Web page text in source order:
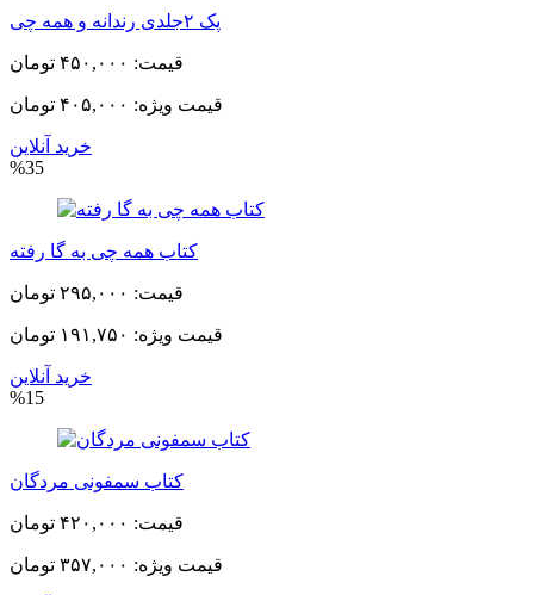
پک ۲جلدی رندانه و همه چی
قیمت: ۴۵۰,۰۰۰ تومان
قیمت ویژه: ۴۰۵,۰۰۰ تومان
خرید آنلاین
%35
کتاب همه چی به گا رفته
قیمت: ۲۹۵,۰۰۰ تومان
قیمت ویژه: ۱۹۱,۷۵۰ تومان
خرید آنلاین
%15
کتاب سمفونی مردگان
قیمت: ۴۲۰,۰۰۰ تومان
قیمت ویژه: ۳۵۷,۰۰۰ تومان